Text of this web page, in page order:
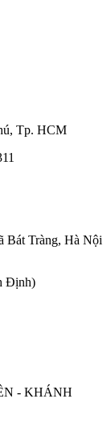
Tp. HCM
Bát Tràng, Hà Nội
Định)
- KHÁNH